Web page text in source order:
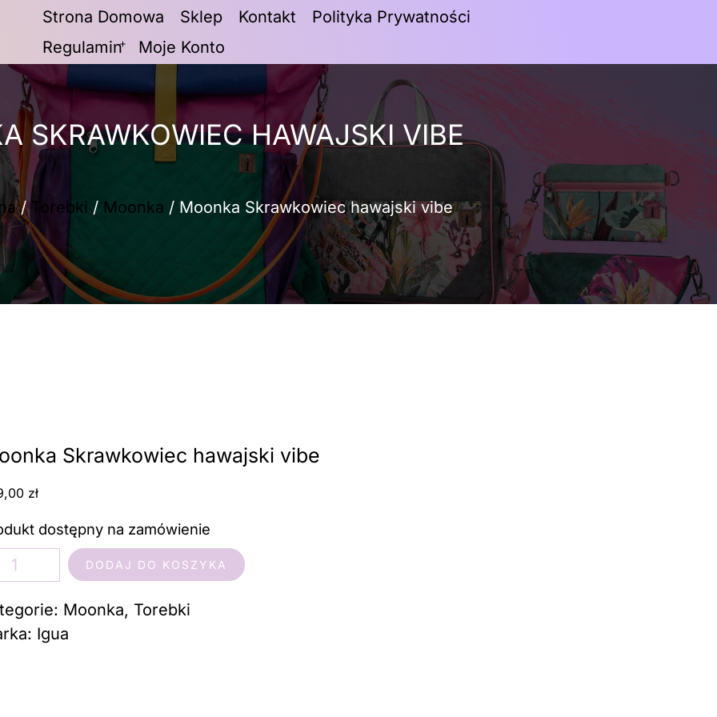
Strona Domowa Sklep Kontakt
Polityka Prywatności
Regulamin
Moje Konto
SKRAWKOWIEC HAWAJSKI VIBE
/Torebki / Moonka / Moonka Skrawkowiec hawajski vibe
Skrawkowiec hawajski vibe
zł
dostępny na zamówienie
DODAJ DO KOSZYKA
Moonka, Torebki
Igua